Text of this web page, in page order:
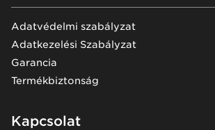
Adatvédelmi szabályzat
Adatkezelési Szabályzat
Garancia
Termékbiztonság
Kapcsolat